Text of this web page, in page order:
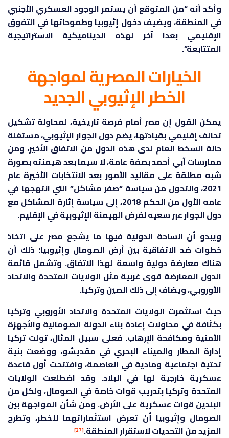
وأكد أنه “من المتوقع أن يستمر الوجود العسكري الأجنبي
في المنطقة، ويضيف دخول إثيوبيا وطموحاتها في التفوق
الإقليمي بعدا آخر لهذه الديناميكية الاستراتيجية
المتتابعة”.
الخيارات المصرية لمواجهة
الخطر الإثيوبي الجديد
يمكن القول إن مصر أمام فرصة تاريخية، لمحاولة تشكيل
تحالف إقليمي بقيادتها، يضم دول الجوار الإثيوبي، مستغلة
حالة السخط العام لدى هذه الدول من الاتفاق الأخير، ومن
ممارسات آبي أحمد بصفة عامة، لا سيما بعد هيمنته بصورة
شبه مطلقة على مقاليد الأمور بعد الانتخابات الأخيرة عام
2021، والتحول من سياسة “صفر مشاكل” التي انتهجها في
عامه الأول من الحكم 2018، إلى سياسة إثارة المشاكل مع
دول الجوار عبر سعيه لفرض الهيمنة الإثيوبية في الإقليم.
ويبدو أن الساحة الدولية فيها ما يشجع مصر على اتخاذ
خطوات ضد الاتفاقية بين أرض الصومال وإثيوبيا؛ ذلك أن
هناك معارضة دولية واسعة لهذا الاتفاق. وتشمل قائمة
الدول المعارضة قوى غربية مثل الولايات المتحدة والاتحاد
الأوروبي، ويضاف إلى ذلك الصين وتركيا.
حيث استثمرت الولايات المتحدة والاتحاد الأوروبي وتركيا
بكثافة في محاولات إعادة بناء الدولة الصومالية والأجهزة
الأمنية ومكافحة الإرهاب. فعلى سبيل المثال، تولت تركيا
إدارة المطار والميناء البحري في مقديشو، ووضعت بنية
تحتية اجتماعية ومادية في العاصمة، وافتتحت أول قاعدة
عسكرية خارجية لها في البلاد. وقد اضطلعت الولايات
المتحدة وتركيا بتدريب قوات خاصة في الصومال، ولكل من
البلدين قوات عسكرية على الأرض. ومن شأن المواجهة بين
الصومال وإثيوبيا أن تعرض استثماراتهما للخطر، وتطرح
المزيد من التحديات لاستقرار المنطقة.[27]